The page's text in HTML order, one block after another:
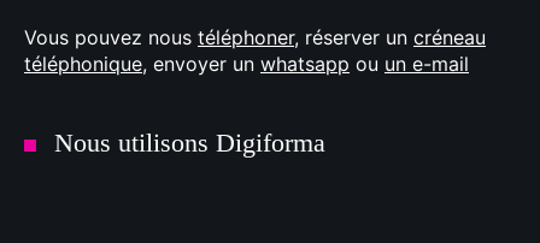
Vous pouvez nous téléphoner, réserver un créneau
téléphonique, envoyer un whatsapp ou un e-mail
Nous utilisons Digiforma